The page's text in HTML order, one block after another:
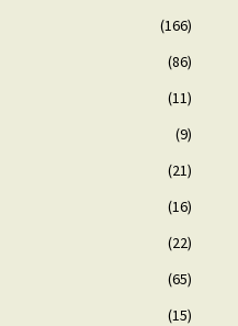
(166)
(86)
(11)
(9)
(21)
(16)
(22)
(65)
(15)